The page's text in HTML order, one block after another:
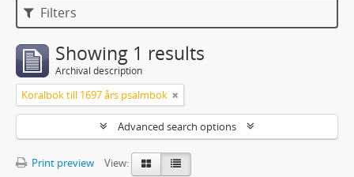
Filters
Showing 1 results
Archival description
Koralbok till 1697 års psalmbok
Advanced search options
Print preview
View: